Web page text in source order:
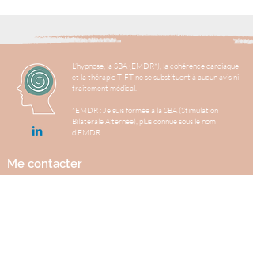
L’hypnose, la SBA (EMDR*), la cohérence cardiaque
et la thérapie TIFT ne se substituent à aucun avis ni
traitement médical.
*EMDR : Je suis formée à la SBA (Stimulation
Bilatérale Alternée), plus connue sous le nom
d'EMDR.
Me contacter